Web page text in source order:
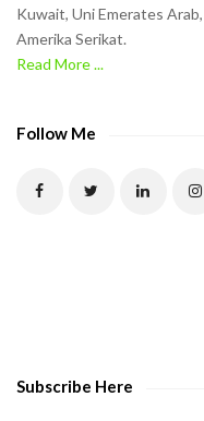
Kuwait, Uni Emerates
Amerika Serikat.
Read More ...
Follow Me
Subscribe Here